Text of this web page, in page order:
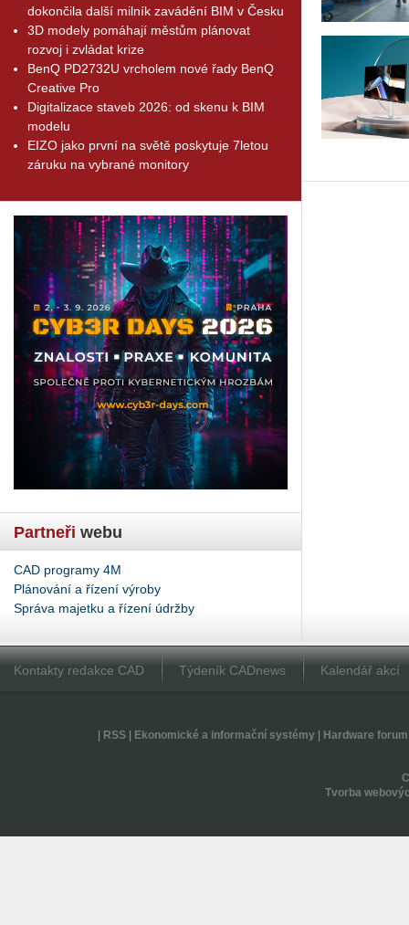
dokončila další milník zavádění BIM v Česku
3D modely pomáhají městům plánovat
rozvoj i zvládat krize
BenQ PD2732U vrcholem nové řady BenQ
Creative Pro
Digitalizace staveb 2026: od skenu k BIM
modelu
EIZO jako první na světě poskytuje 7letou
záruku na vybrané monitory
Partneři webu
CAD programy 4M
Plánování a řízení výroby
Správa majetku a řízení údržby
Kontakty redakce CAD Týdeník CADnews Kalendář akcí
RSS| Ekonomické a informační systémy| Hardware forum
Tvorba